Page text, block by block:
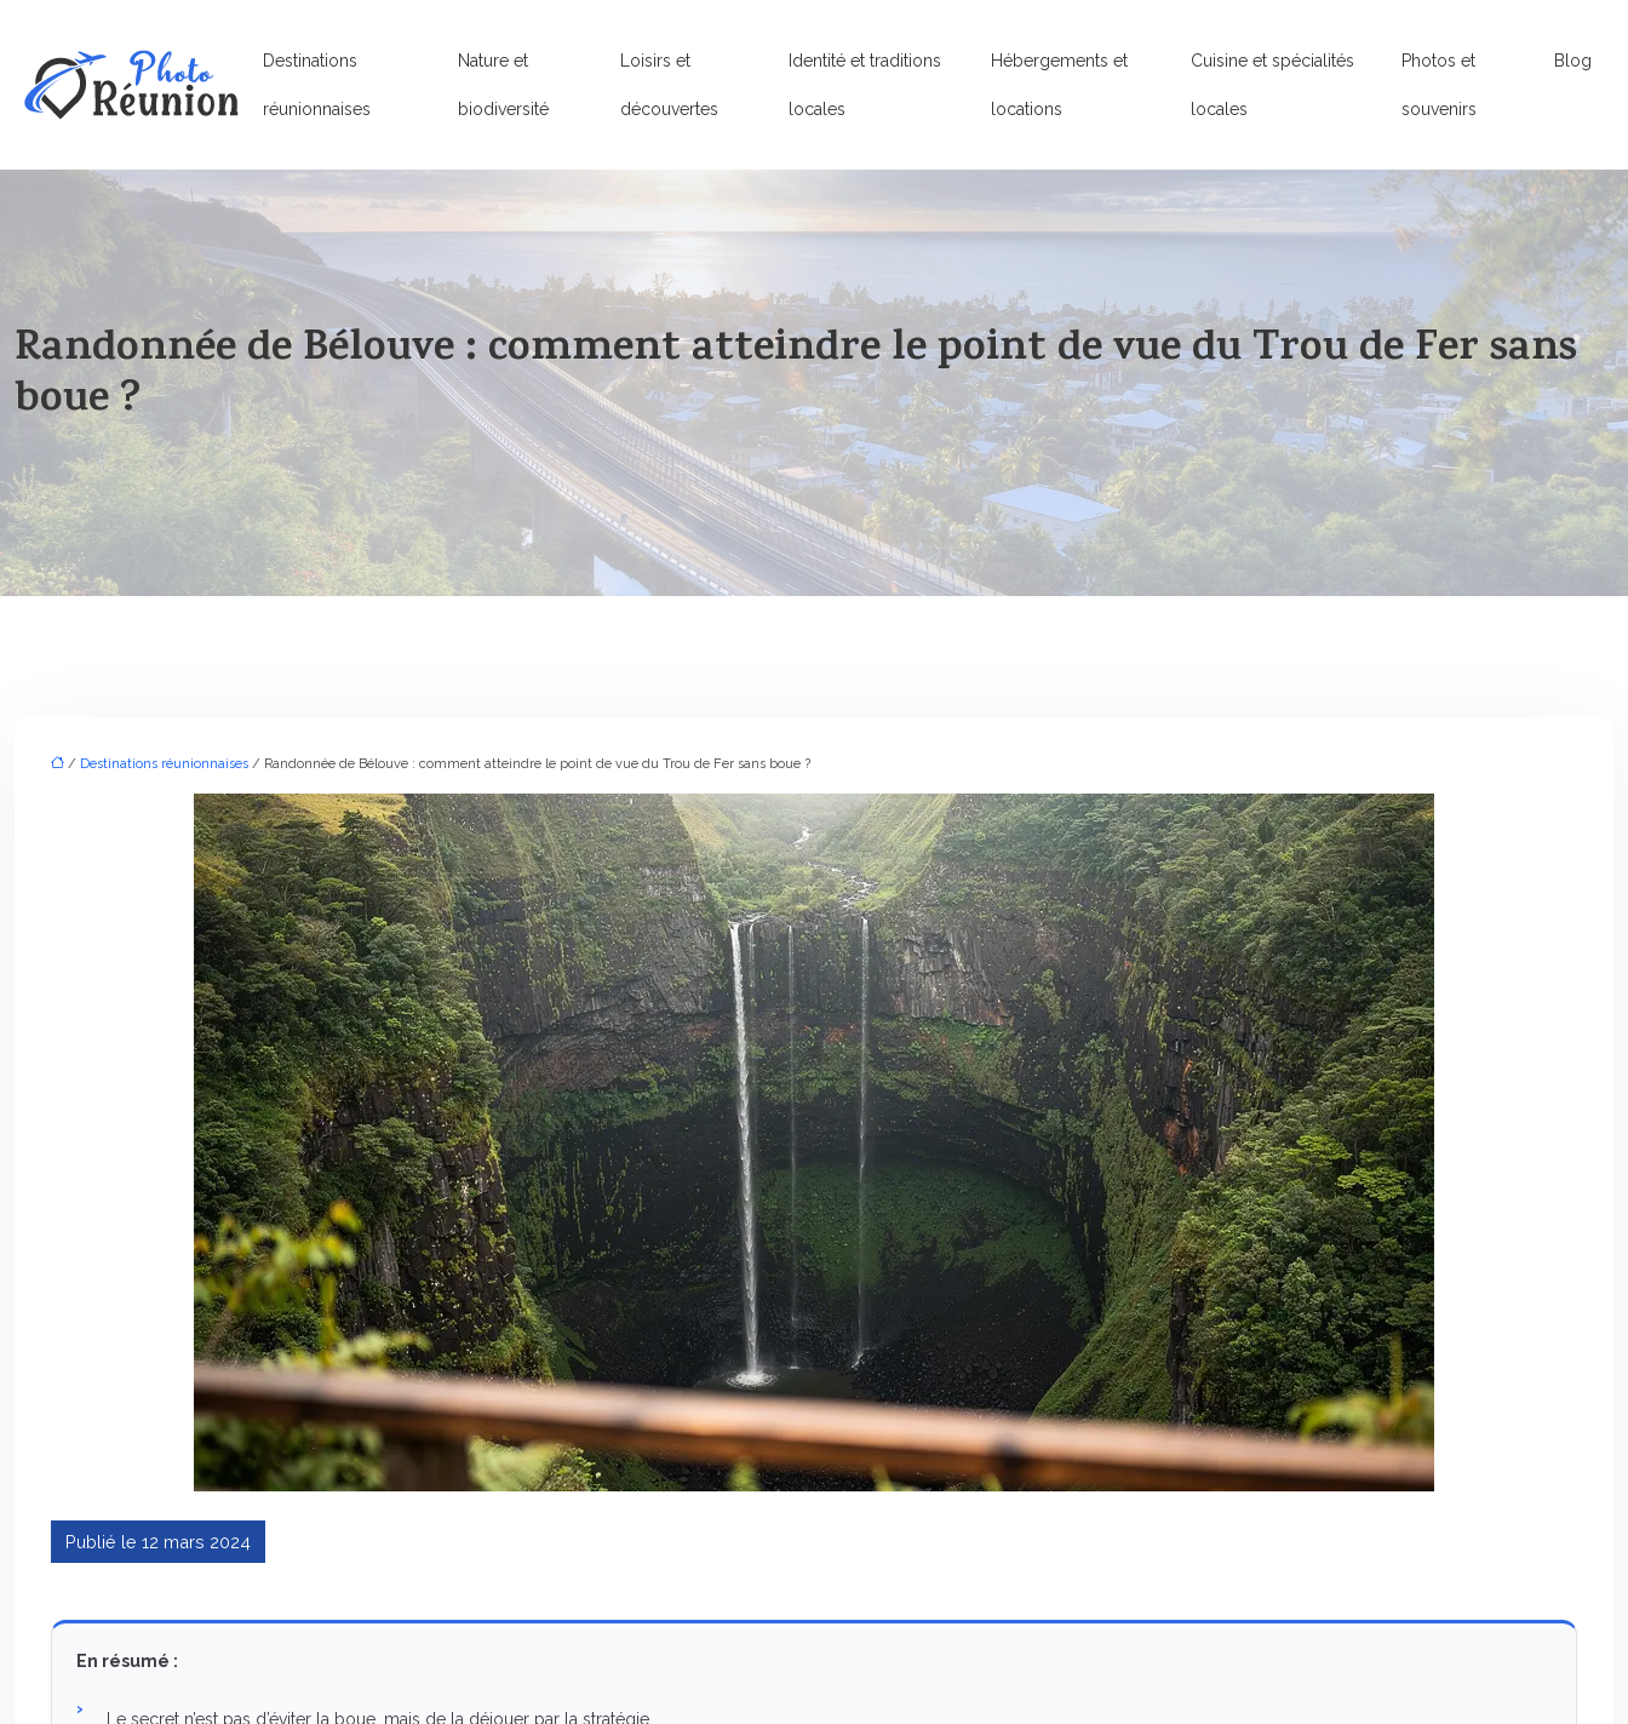
Destinations
réunionnaises
Nature et
biodiversité
Loisirs et
découvertes
Identité et traditions
locales
Hébergements et
locations
Cuisine et spécialités
locales
Photos et
souvenirs
Blog
Randonnée de Bélouve : comment atteindre le point de vue du Trou de Fer sans
boue ?
/ Destinations réunionnaises / Randonnée de Bélouve : comment atteindre le point de vue du Trou de Fer sans boue ?
Publié le 12 mars 2024
En résumé :
Le secret n’est pas d’éviter la boue, mais de la déjouer par la stratégie.